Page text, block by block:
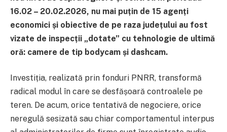
16.02 – 20.02.2026, nu mai puțin de 15 agenți
economici și obiective de pe raza județului au fost
vizate de inspecții „dotate” cu tehnologie de ultimă
oră: camere de tip bodycam și dashcam.
Investiția, realizată prin fonduri PNRR, transformă
radical modul în care se desfășoară controalele pe
teren. De acum, orice tentativă de negociere, orice
neregulă sesizată sau chiar comportamentul interpus